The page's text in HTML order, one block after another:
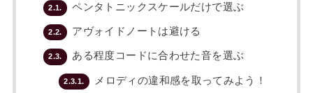
2.1. ペンタトニックスケールだけで選ぶ
2.2. アヴォイドノートは避ける
2.3. ある程度コードに合わせた音を選ぶ
2.3.1. メロディの違和感を取ってみよう！